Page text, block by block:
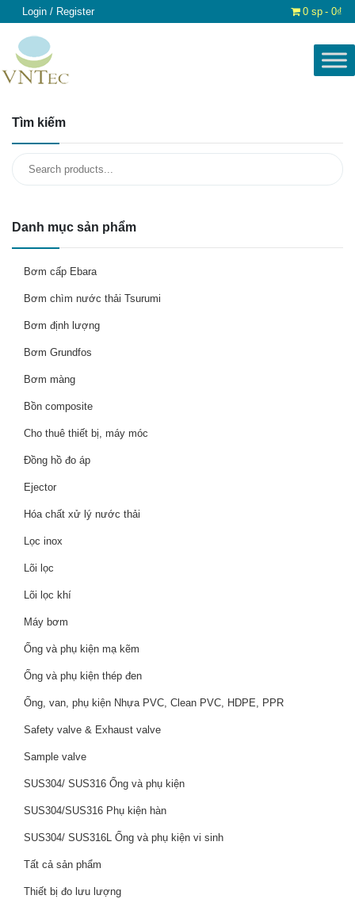
Login / Register 0 sp 0₫
Tìm kiếm
Search
for:
Danh mục sản phẩm
Bơm cấp Ebara
Bơm chìm nước thải Tsurumi
Bơm định lượng
Bơm Grundfos
Bơm màng
Bồn composite
Cho thuê thiết bị, máy móc
Đồng hồ đo áp
Ejector
Hóa chất xử lý nước thải
Lọc inox
Lõi lọc
Lõi lọc khí
Máy bơm
Ống và phụ kiện mạ kẽm
Ống và phụ kiện thép đen
Ống, van, phụ kiện Nhựa PVC, Clean PVC, HDPE, PPR
Safety valve & Exhaust valve
Sample valve
SUS304/ SUS316 Ống và phụ kiện
SUS304/SUS316 Phụ kiện hàn
SUS304/ SUS316L Ống và phụ kiện vi sinh
Tất cả sản phẩm
Thiết bị đo lưu lượng